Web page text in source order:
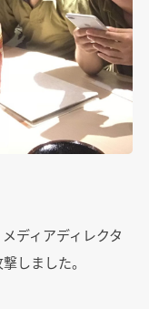
ディアディレクタ
しました。